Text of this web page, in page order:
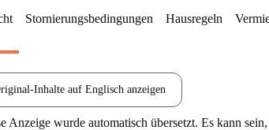
Stornierungsbedingungen Hausregeln
Inhalte auf Englisch anzeigen
Anzeige wurde automatisch übersetzt. Es kann